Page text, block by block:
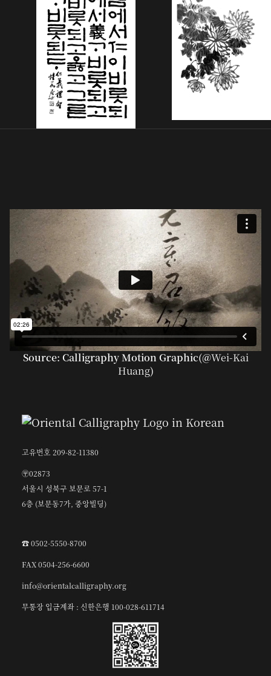
Source: Calligraphy Motion Graphic(@Wei-Kai
Huang)
고유번호 209-82-11380
〶02873
서울시 성북구 보문로 57-1
6층 (보문동7가, 중앙빌딩)
☎︎ 0502-5550-8700
FAX 0504-256-6600
info@orientalcalligraphy.org
무통장 입금계좌 : 신한은행 100-028-611714